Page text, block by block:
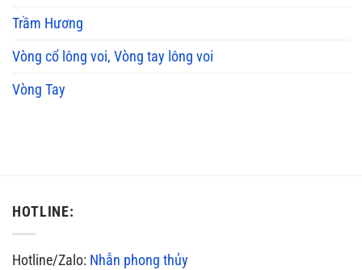
Trầm Hương
Vòng cổ lông voi, Vòng tay lông voi
Vòng Tay
HOTLINE:
Hotline/Zalo: Nhẫn phong thủy